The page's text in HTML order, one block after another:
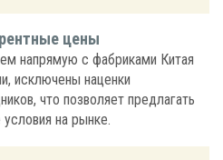
цены
напрямую с фабриками Китая
исключены наценки
что позволяет предлагать
на рынке.